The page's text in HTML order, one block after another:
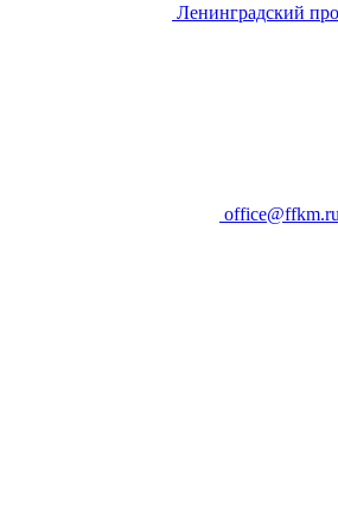
Ленинградский
office@ffkm.ru